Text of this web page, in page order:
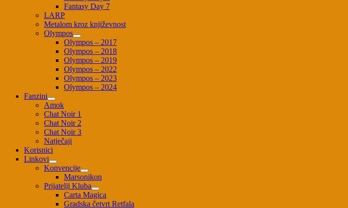
Fantasy Day 7
LARP
Metalom kroz književnost
Olympos
Olympos – 2017
Olympos – 2018
Olympos – 2019
Olympos – 2022
Olympos – 2023
Olympos – 2024
Fanzini
Amok
Chat Noir 1
Chat Noir 2
Chat Noir 3
Natječaji
Korisnici
Linkovi
Konvencije
Marsonikon
Prijatelji Kluba
Carta Magica
Gradska četvrt Retfala